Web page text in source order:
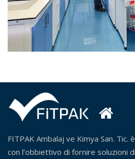
FITPAK Ambalaj ve Kimya San.
con l’obbiettivo di fornire soluzioni